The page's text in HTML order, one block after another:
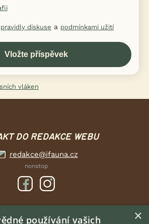
pravidly diskuse a podmínkami užití
vláken
DO REDAKCE WEBU
redakce@ifauna.cz
nonstop
DOMOVSKÁ STRÁNKA ×
používání vašich